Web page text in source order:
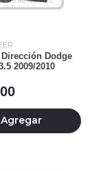
Dodge
2009/2010
Agregar